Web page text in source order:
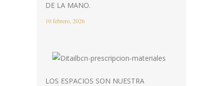
DE LA MANO.
10 febrero, 2026
LOS ESPACIOS SON NUESTRA